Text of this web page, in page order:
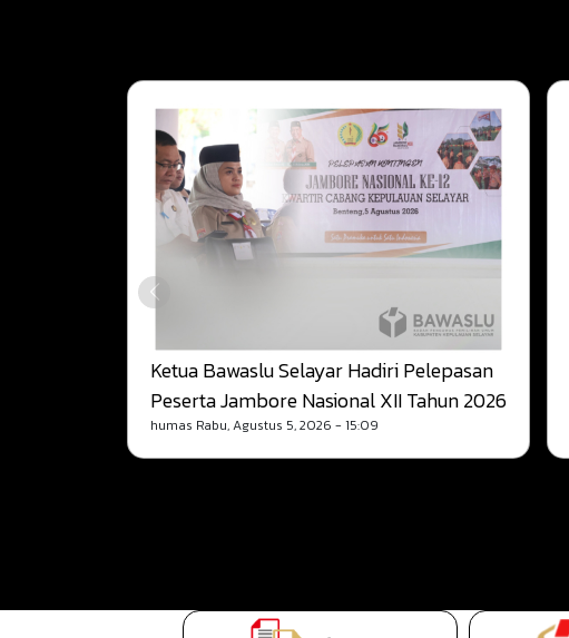
Ketua Bawaslu Selayar Hadiri Pelepasan
Peserta Jambore Nasional XII Tahun 2026
humas Rabu, Agustus 5, 2026 - 15:09